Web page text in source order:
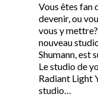
Vous êtes fan
devenir, ou
vous y
nouveau
Shumann, est
Le studio de
Radiant Light
studio…